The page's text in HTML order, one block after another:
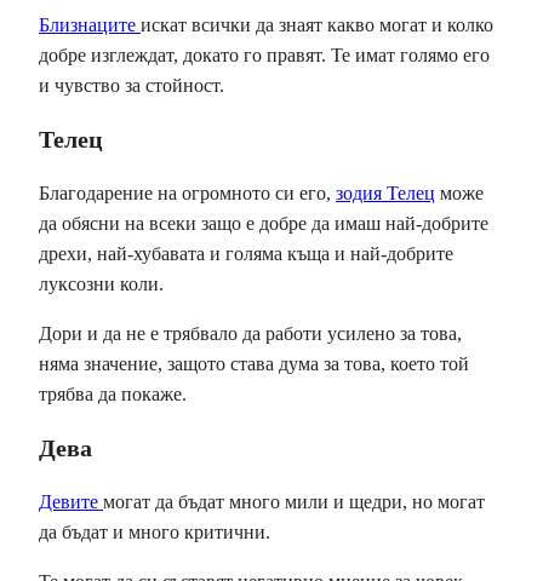
Близнаците искат всички да знаят какво могат и колко
добре изглеждат, докато го правят. Те имат голямо его
и чувство за стойност.
Телец
Благодарение на огромното си его, зодия Телец може
да обясни на всеки защо е добре да имаш най-добрите
дрехи, най-хубавата и голяма къща и най-добрите
луксозни коли.
Дори и да не е трябвало да работи усилено за това,
няма значение, защото става дума за това, което той
трябва да покаже.
Дева
Девите могат да бъдат много мили и щедри, но могат
да бъдат и много критични.